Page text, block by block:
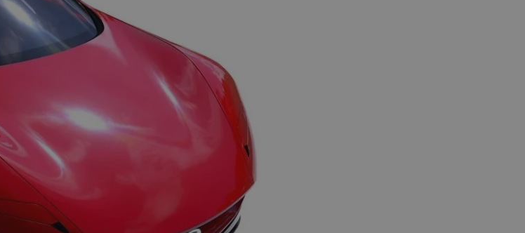
100 χρόνια Spa! Όλα
ξεκίνησαν κάπως έτσι…
Ο πρόγονος της Bugatti